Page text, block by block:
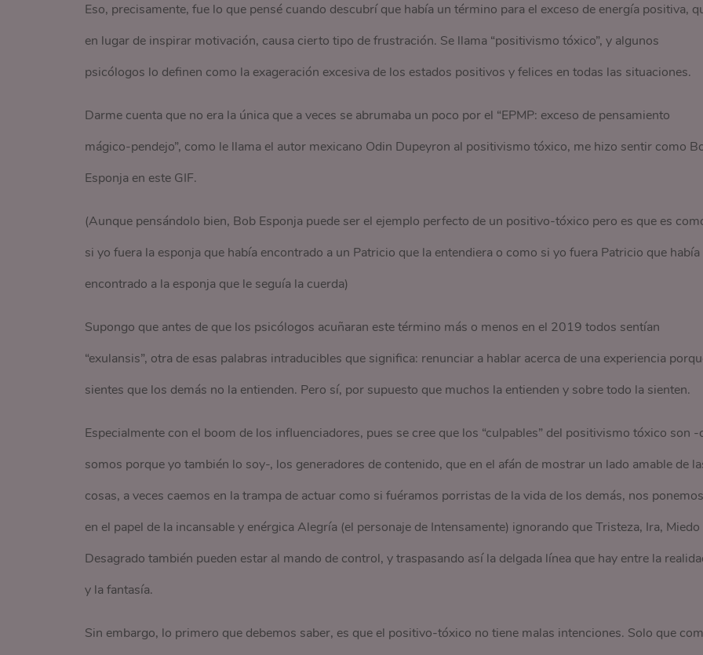
Eso, precisamente, fue lo que pensé cuando descubrí que había un término para el exceso de energía positiva,
en lugar de inspirar motivación, causa cierto tipo de frustración. Se llama “positivismo tóxico”, y algunos
psicólogos lo definen como la exageración excesiva de los estados positivos y felices en todas las situaciones.
Darme cuenta que no era la única que a veces se abrumaba un poco por el “EPMP: exceso de pensamiento
mágico-pendejo”, como le llama el autor mexicano Odin Dupeyron al positivismo tóxico, me hizo sentir como
Esponja en este GIF.
(Aunque pensándolo bien, Bob Esponja puede ser el ejemplo perfecto de un positivo-tóxico pero es que es
si yo fuera la esponja que había encontrado a un Patricio que la entendiera o como si yo fuera Patricio que había
encontrado a la esponja que le seguía la cuerda)
Supongo que antes de que los psicólogos acuñaran este término más o menos en el 2019 todos sentían
“exulansis”, otra de esas palabras intraducibles que significa: renunciar a hablar acerca de una experiencia
sientes que los demás no la entienden. Pero sí, por supuesto que muchos la entienden y sobre todo la sienten.
Especialmente con el boom de los influenciadores, pues se cree que los “culpables” del positivismo tóxico son -
somos porque yo también lo soy-, los generadores de contenido, que en el afán de mostrar un lado amable de
cosas, a veces caemos en la trampa de actuar como si fuéramos porristas de la vida de los demás, nos ponemos
en el papel de la incansable y enérgica Alegría (el personaje de Intensamente) ignorando que Tristeza, Ira, Miedo
Desagrado también pueden estar al mando de control, y traspasando así la delgada línea que hay entre la
y la fantasía.
Sin embargo, lo primero que debemos saber, es que el positivo-tóxico no tiene malas intenciones. Solo que